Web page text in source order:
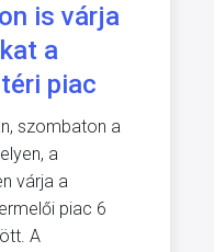
is várja
a
piac
szombaton a
a
várja a
piac 6
A